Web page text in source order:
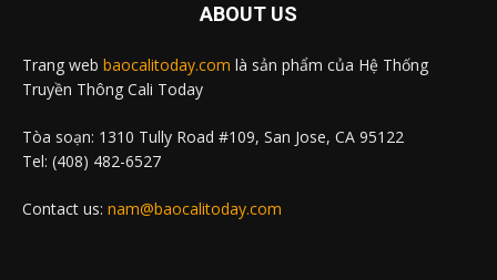
ABOUT US
Trang web baocalitoday.com là sản phẩm của Hệ Thống
Truyền Thông Cali Today
Tòa soạn: 1310 Tully Road #109, San Jose, CA 95122
Tel: (408) 482-6527
Contact us: nam@baocalitoday.com